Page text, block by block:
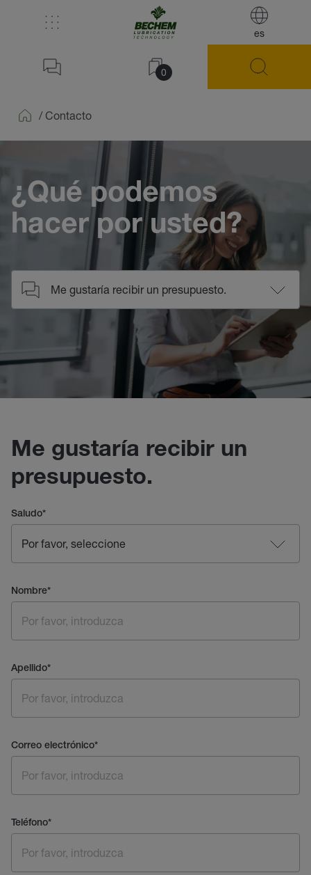
es
0
/ Contacto
¿Qué podemos
hacer por usted?
Me gustaría recibir un
presupuesto.
Saludo*
Nombre*
Apellido*
Correo electrónico*
Teléfono*